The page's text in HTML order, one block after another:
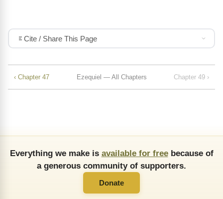
Cite / Share This Page
‹ Chapter 47 Ezequiel — All Chapters Chapter 49 ›
Everything we make is available for freebecause of
a generous community of supporters.
Donate